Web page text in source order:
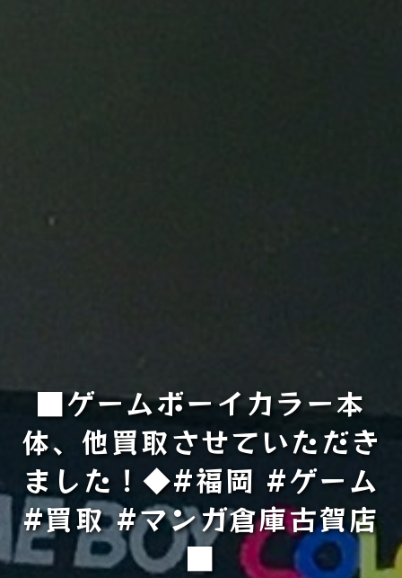
■ゲームボーイカラー本
体、他買取させていただき
ました！◆#福岡 #ゲーム
#買取 #マンガ倉庫古賀店
■